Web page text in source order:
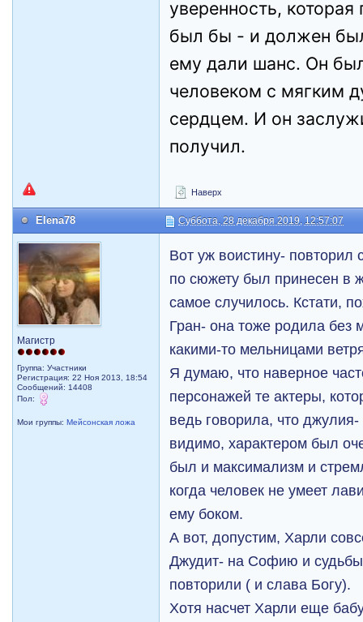
уверенность,
был бы - и должен
ему дали шанс. Он
человеком с мягким
сердцем. И он
получил.
Наверх
Elena78 Суббота, 28 декабря 2019, 12:57:07
Магистр
Группа: Участники
Регистрация: 22 Ноя 2013, 18:54
Сообщений: 14408
Пол:
Мои группы:Мейсонская ложа
Вот уж воистину- повторил
по сюжету был принесен в
самое случилось. Кстати,
Гран- она тоже родила без
какими-то мельницами
Я думаю, что наверное
персонажей те актеры,
ведь говорила, что
видимо, характером был
был и максимализм и
когда человек не умеет
ему боком.
А вот, допустим, Харли
Джудит- на Софию и
повторили ( и слава Богу).
Хотя насчет Харли еще